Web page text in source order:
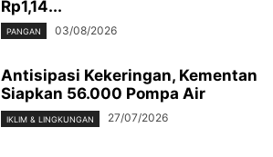
Rp1,14...
PANGAN 03/08/2026
Antisipasi Kekeringan, Kementan
Siapkan 56.000 Pompa Air
IKLIM & LINGKUNGAN 27/07/2026